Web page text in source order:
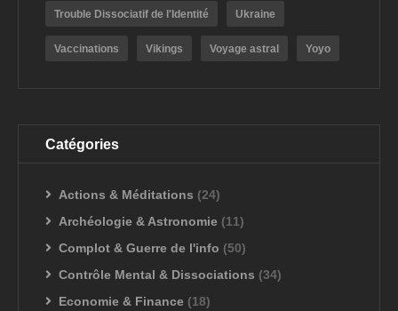
Trouble Dissociatif de l'Identité Ukraine
Vaccinations Vikings Voyage astral Yoyo
Catégories
Actions & Méditations (24)
Archéologie & Astronomie (11)
Complot & Guerre de l'info (50)
Contrôle Mental & Dissociations (34)
Economie & Finance (18)